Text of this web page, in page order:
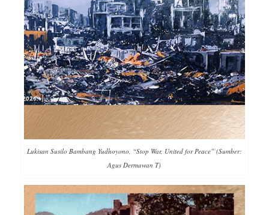
Lukisan Susilo Bambang Yudhoyono, “Stop War, United for Peace” (Sumber:
Agus Dermawan T)